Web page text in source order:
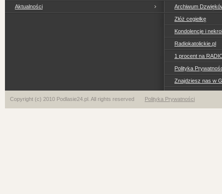
Aktualności Archiwum
Złóż cegiełkę
Kondolencje i
Radiokatolickie.pl
1 procent na
Polityka
Znajdziesz nas w
Copyright (c) 2010 Podlasie24.pl. All rights reserved Polityka Prywatności